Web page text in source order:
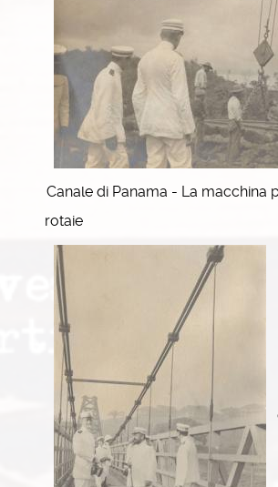
Canale di Panama - La macchina
rotaie